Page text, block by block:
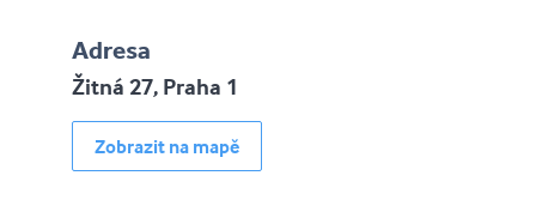
Adresa
Žitná 27, Praha 1
Zobrazit na mapě